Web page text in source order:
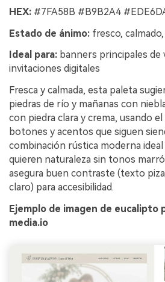
HEX: #7FA58B #B9B2A4
Estado de ánimo: fresco,
Ideal para: banners principales de
invitaciones digitales
Fresca y calmada, esta paleta
piedras de río y mañanas con
con piedra clara y crema, usando
botones y acentos que siguen
combinación rústica moderna ideal
quieren naturaleza sin tonos
asegura buen contraste (texto
claro) para accesibilidad.
Ejemplo de imagen de eucalipto
media.io